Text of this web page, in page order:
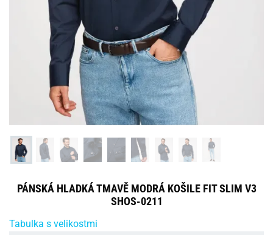
PÁNSKÁ HLADKÁ TMAVĚ MODRÁ KOŠILE FIT SLIM V3
SHOS-0211
Tabulka s velikostmi